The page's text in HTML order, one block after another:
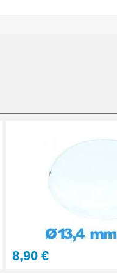
Ajouter au panier
8,90 €